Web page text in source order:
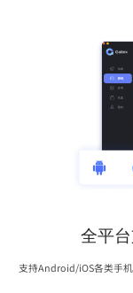
全平
支持Android/iOS各类手